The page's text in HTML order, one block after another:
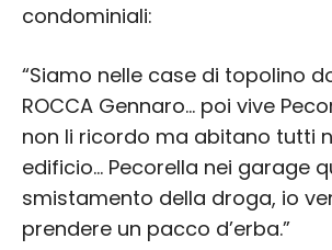
condominiali:
“Siamo nelle case di topolino
ROCCA Gennaro… poi vive
non li ricordo ma abitano tutti
edificio… Pecorella nei garage
smistamento della droga, io
prendere un pacco d’erba.”